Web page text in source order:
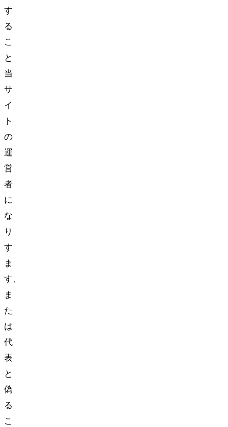
す
る
こ
と
当
サ
イ
ト
の
運
営
者
に
な
り
す
ま
す、
ま
た
は
代
表
と
偽
る
こ